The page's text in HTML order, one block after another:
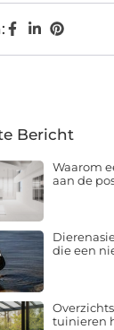
Bericht
Waarom
aan de
die een
tuinieren